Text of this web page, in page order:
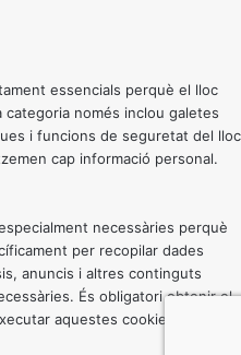
essencials perquè el lloc
només inclou galetes
i funcions de seguretat del lloc
cap informació personal.
necessàries perquè
per recopilar dades
anuncis i altres continguts
És obligatori obtenir el
aquestes cookies al vostre